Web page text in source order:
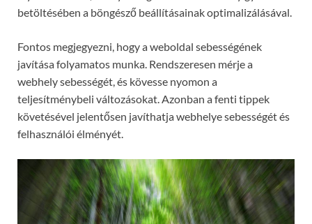
betöltésében a böngésző beállításainak optimalizálásával.
Fontos megjegyezni, hogy a weboldal sebességének
javítása folyamatos munka. Rendszeresen mérje a
webhely sebességét, és kövesse nyomon a
teljesítménybeli változásokat. Azonban a fenti tippek
követésével jelentősen javíthatja webhelye sebességét és
felhasználói élményét.